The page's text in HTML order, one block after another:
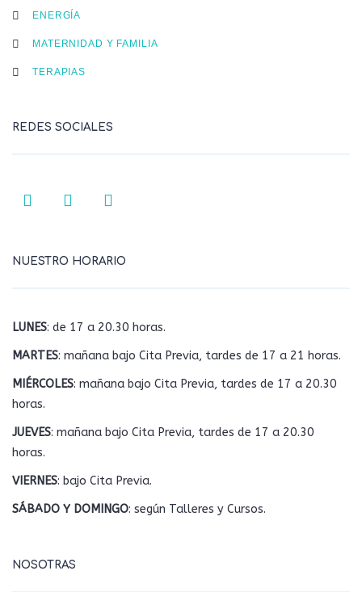
ENERGÍA
MATERNIDAD Y FAMILIA
TERAPIAS
REDES SOCIALES
NUESTRO HORARIO
LUNES: de 17 a 20.30 horas.
MARTES: mañana bajo Cita Previa, tardes de 17 a 21 horas.
MIÉRCOLES: mañana bajo Cita Previa, tardes de 17 a 20.30
horas.
JUEVES: mañana bajo Cita Previa, tardes de 17 a 20.30
horas.
VIERNES: bajo Cita Previa.
SÁBADO Y DOMINGO: según Talleres y Cursos.
NOSOTRAS